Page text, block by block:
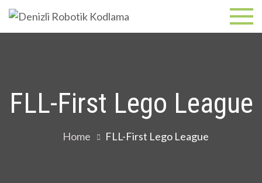
Robotik
FLL-First Lego League
Home FLL-First Lego League